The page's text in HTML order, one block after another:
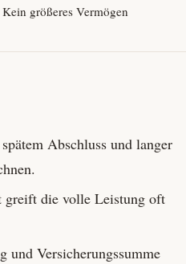
Kein größeres Vermögen
Abschluss und langer
greift die volle Leistung oft
und Versicherungs­summe